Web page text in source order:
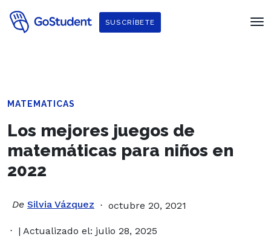
SUSCRÍBETE
MATEMATICAS
Los mejores juegos de
matemáticas para niños en
2022
De Silvia Vázquez octubre 20, 2021
| Actualizado el: julio 28, 2025